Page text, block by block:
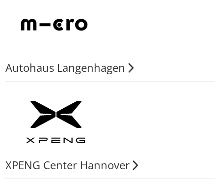
Autohaus Langenhagen
XPENG Center Hannover